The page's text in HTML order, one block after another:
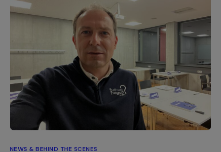
NEWS & BEHIND THE SCENES